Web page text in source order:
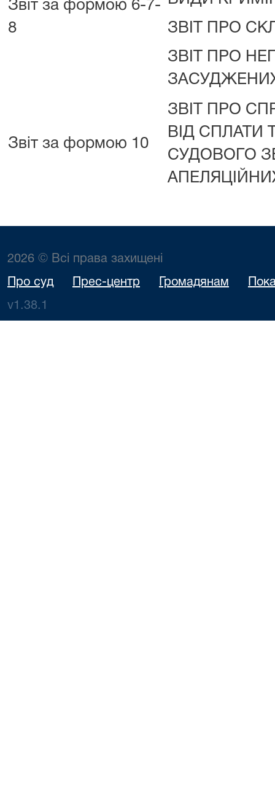
Звіт за формою 6-7-
8
ЗВІТ ПРО
ЗВІТ ПРО
ЗАСУДЖЕНИХ
Звіт за формою 10
ЗВІТ ПРО
ВІД СПЛАТИ
СУДОВОГО
2026 © Всі права захищені
Про суд Прес-центр Громадянам
v1.38.1